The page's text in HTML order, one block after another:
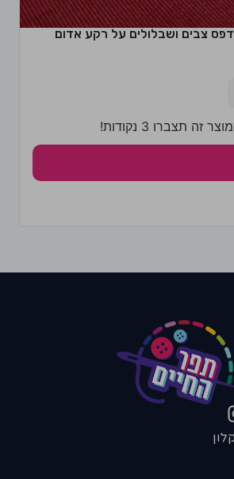
צבים ושבלולים על רקע אדום
תצברו 3 נקודות!